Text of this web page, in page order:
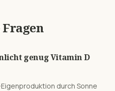
genug Vitamin D
durch Sonne